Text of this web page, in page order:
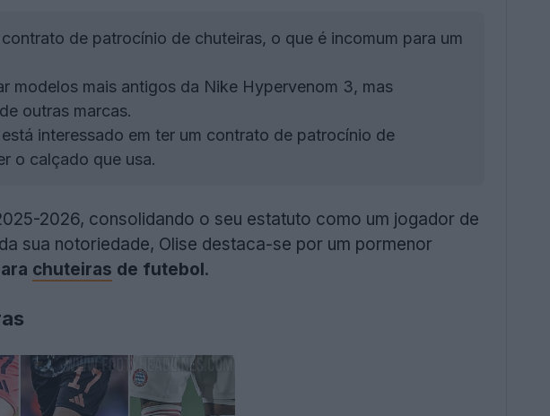
de patrocínio de chuteiras, o que é incomum para um
modelos mais antigos da Nike Hypervenom 3, mas
outras marcas.
interessado em ter um contrato de patrocínio de
o calçado que usa.
2026, consolidando o seu estatuto como um jogador de
sua notoriedade, Olise destaca-se por um pormenor
chuteiras de futebol.